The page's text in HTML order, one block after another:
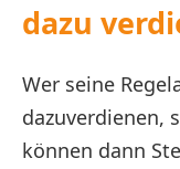
dazu
Wer seine
dazuverdienen,
können dann